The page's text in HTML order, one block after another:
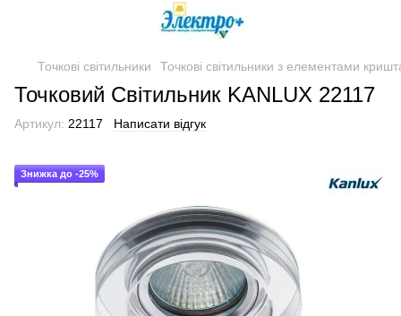
Точкові світильники Точкові світильники з елементами
Точковий Світильник KANLUX 22117
Артикул: 22117 Написати відгук
Знижка до -25%